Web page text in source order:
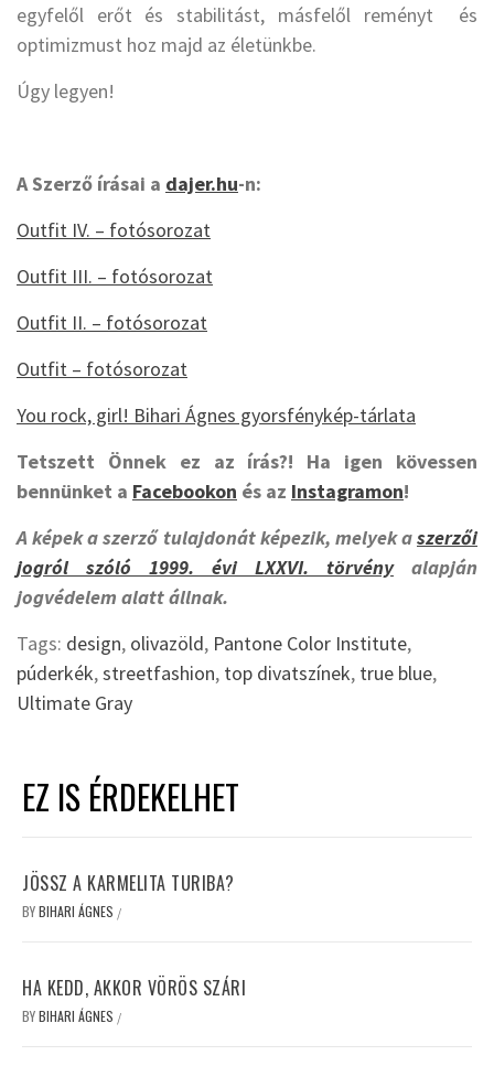
egyfelől erőt és stabilitást, másfelől reményt és
optimizmust hoz majd az életünkbe.
Úgy legyen!
A Szerző írásai a dajer.hu-n:
Outfit IV. – fotósorozat
Outfit III. – fotósorozat
Outfit II. – fotósorozat
Outfit – fotósorozat
You rock, girl! Bihari Ágnes gyorsfénykép-tárlata
Tetszett Önnek ez az írás?! Ha igen kövessen
bennünket a Facebookon és az Instagramon!
A képek a szerző tulajdonát képezik, melyek aszerzői
jogról szóló 1999. évi LXXVI. törvényalapján
jogvédelem alatt állnak.
Tags: design, olivazöld, Pantone Color Institute,
púderkék,streetfashion, top divatszínek, true blue,
Ultimate Gray
EZ IS ÉRDEKELHET
JÖSSZ A KARMELITA TURIBA?
BYBIHARI ÁGNES /
HA KEDD, AKKOR VÖRÖS SZÁRI
BYBIHARI ÁGNES /